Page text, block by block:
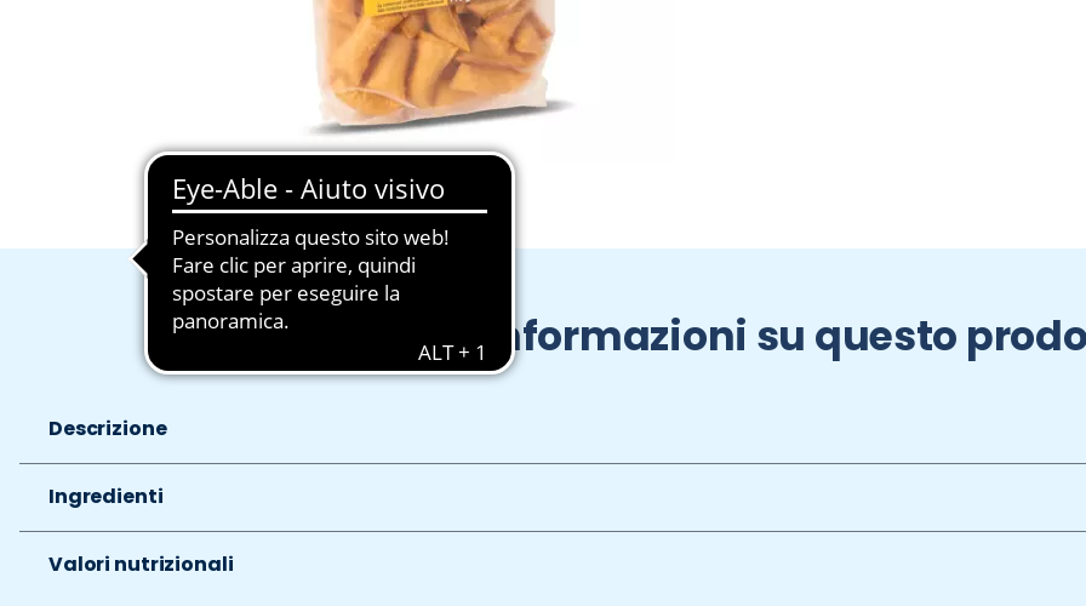
Informazioni su questo
Descrizione
Ingredienti
Valori nutrizionali